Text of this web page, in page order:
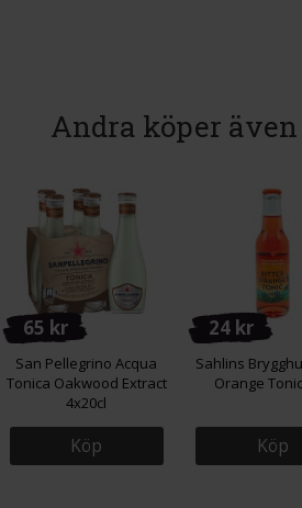
Andra köper även
65 kr
San Pellegrino Acqua
Tonica Oakwood Extract
4x20cl
Köp
24 kr
Sahlins
Orange
Köp